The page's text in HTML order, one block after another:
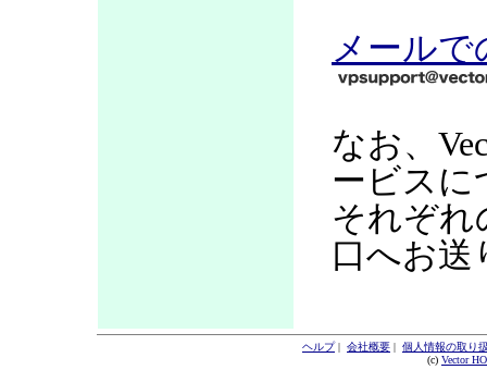
メール
なお、
ービスに
それぞれ
口へお送
ヘルプ| 会社概要 | 個人情報の取り
(c) Vector